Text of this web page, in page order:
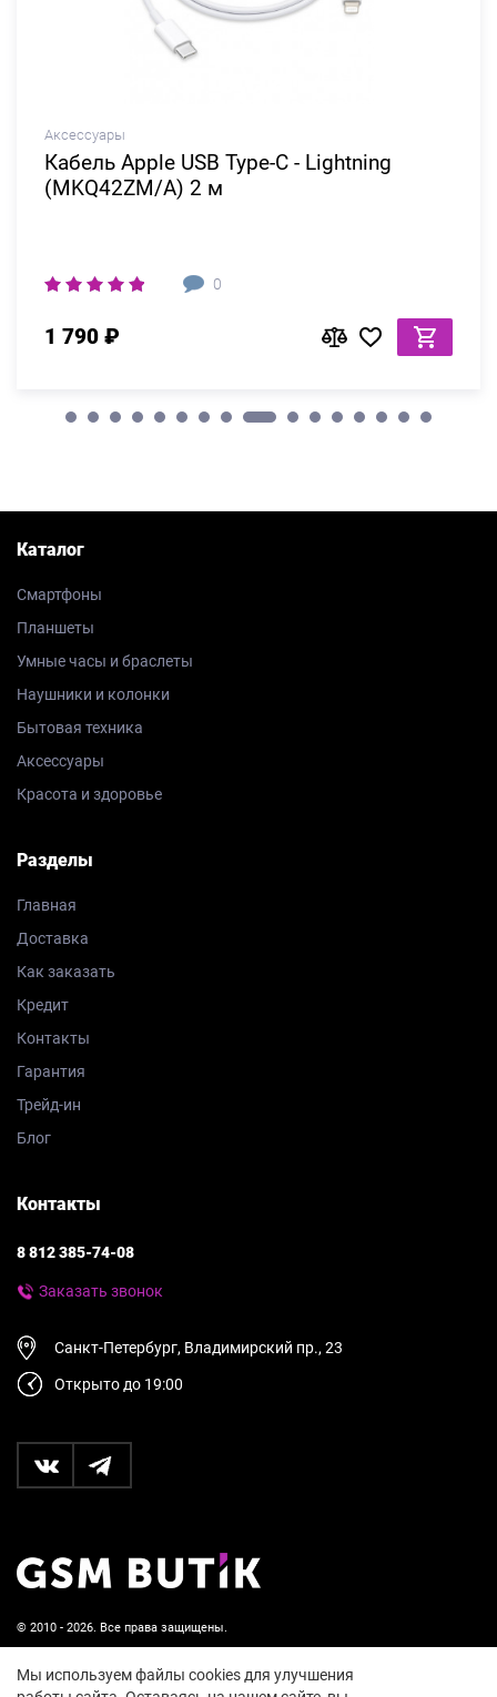
Аксессуары
Кабель Apple USB Type-C - Lightning
(MKQ42ZM/A) 2 м
0
1 790 ₽
© 2010 - 2026. Все права защищены.
Пользовательское соглашение и политика
конфиденциальности
Каталог
Смартфоны
Планшеты
Умные часы и браслеты
Наушники и колонки
Бытовая техника
Аксессуары
Красота и здоровье
Разделы
Главная
Доставка
Как заказать
Кредит
Контакты
Гарантия
Трейд-ин
Блог
Контакты
8 812 385-74-08
Заказать звонок
Санкт-Петербург, Владимирский пр., 23
Открыто до 19:00
Мы используем файлы cookies для улучшения